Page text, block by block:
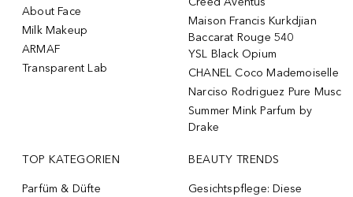
About Face
Milk Makeup
ARMAF
Transparent Lab
Maison Francis Kurkdjian
Baccarat Rouge 540
YSL Black Opium
CHANEL Coco Mademoiselle
Narciso Rodriguez Pure Musc
Summer Mink Parfum by
Drake
TOP KATEGORIEN
Parfüm & Düfte
BEAUTY TRENDS
Gesichtspflege: Diese